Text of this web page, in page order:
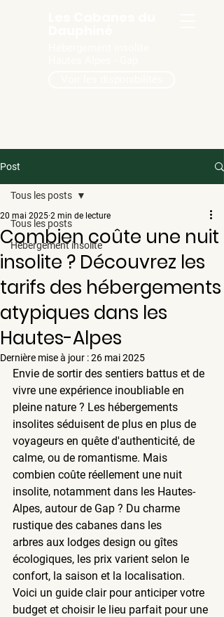
Post
Tous les posts
Hébergement insolite
Tous les posts
Combien coûte une nuit
insolite ? Découvrez les
tarifs des hébergements
atypiques dans les
Hautes-Alpes
20 mai 2025 2 min de lecture
Dernière mise à jour :26 mai 2025
Envie de sortir des sentiers battus et de
vivre une expérience inoubliable en
pleine nature ? Les hébergements
insolites séduisent de plus en plus de
voyageurs en quête d'authenticité, de
calme, ou de romantisme. Mais
combien coûte réellement une nuit
insolite, notamment dans les Hautes-
Alpes, autour de Gap ? Du charme
rustique des cabanes dans les
arbres aux lodges design ou gîtes
écologiques, les prix varient selon le
confort, la saison et la localisation.
Voici un guide clair pour anticiper votre
budget et choisir le lieu parfait pour une